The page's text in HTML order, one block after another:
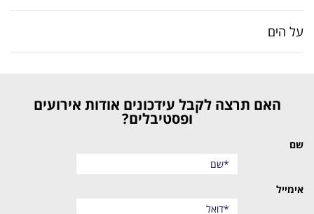
על הים
האם תרצה לקבל עידכונים אודות אירועים
ופסטיבלים?
שם
אימייל